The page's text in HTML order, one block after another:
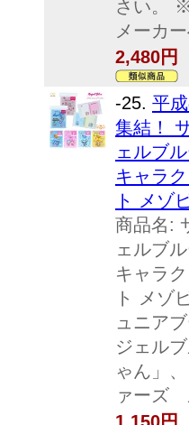
さい。
メーカ
2,480円
-25. 平
集結！
ェルブ
キャラ
ト メゾ
商品名:
ェルブ
キャラ
ト メゾ
ュニア
ジェル
ゃん」
ァーズ